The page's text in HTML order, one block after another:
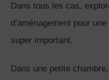
Dans tous les cas,
d’aménagement pour
super important.
Dans une petite